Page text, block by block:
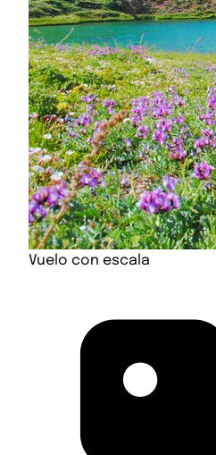
Vuelo con escala